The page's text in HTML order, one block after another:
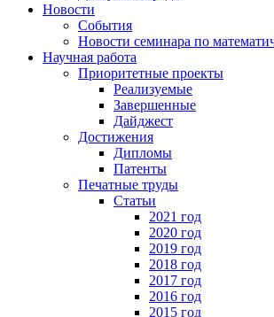
Новости
События
Новости семинара по
Научная работа
Приоритетные проекты
Реализуемые
Завершенные
Дайджест
Достижения
Дипломы
Патенты
Печатные труды
Статьи
2021 год
2020 год
2019 год
2018 год
2017 год
2016 год
2015 год